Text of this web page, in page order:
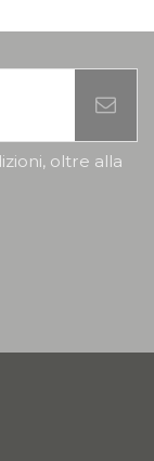
oltre alla